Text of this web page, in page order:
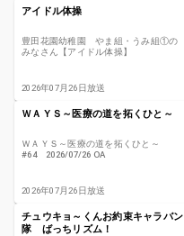
アイドル体操
豊田花園幼稚園 やま組・うみ組①の
みなさん【アイドル体操】
2026年07月26日放送
ＷＡＹＳ～医療の道を拓くひと～
ＷＡＹＳ～医療の道を拓くひと～
#64 2026/07/26 OA
2026年07月26日放送
チュウキョ～くんお約束キャラバン
隊 ばっちリズム！